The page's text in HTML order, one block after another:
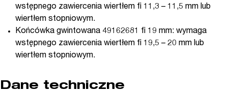
wstępnego zawiercenia wiertłem fi 11,3 – 11,5 mm lub
wiertłem stopniowym.
Końcówka gwintowana 49162681 fi 19 mm: wymaga
wstępnego zawiercenia wiertłem fi 19,5 – 20 mm lub
wiertłem stopniowym.
Dane techniczne